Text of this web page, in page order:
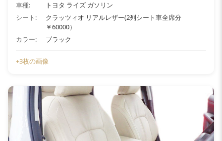
車種:
トヨタ ライズ ガソリン
シート:
クラッツィオ リアルレザー(2列シート車全席分
￥60000）
カラー:
ブラック
+3枚の画像